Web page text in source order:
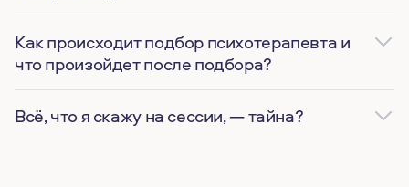
Как происходит подбор психотерапевта и
что произойдет после подбора?
Всё, что я скажу на сессии, — тайна?